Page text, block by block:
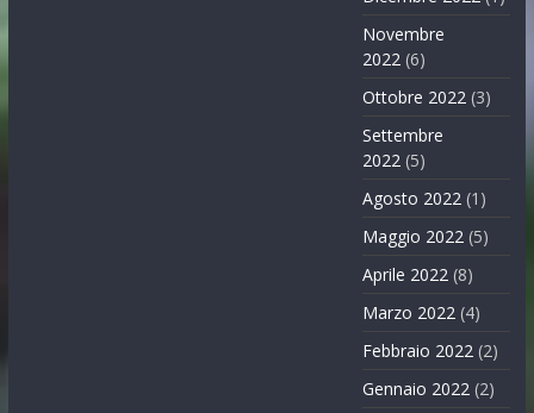
Novembre
2022 (6)
Ottobre 2022 (3)
Settembre
2022 (5)
Agosto 2022 (1)
Maggio 2022 (5)
Aprile 2022 (8)
Marzo 2022 (4)
Febbraio 2022 (2)
Gennaio 2022 (2)